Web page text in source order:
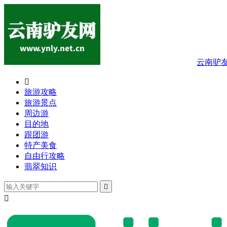
云南驴

旅游攻略
旅游景点
周边游
目的地
跟团游
特产美食
自由行攻略
翡翠知识

